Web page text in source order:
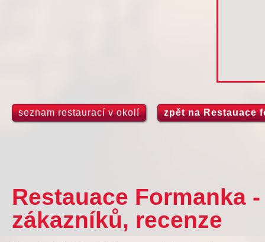
seznam restaurací v okolí zpět na Restauace
Restauace Formanka
zákazníků, recenze